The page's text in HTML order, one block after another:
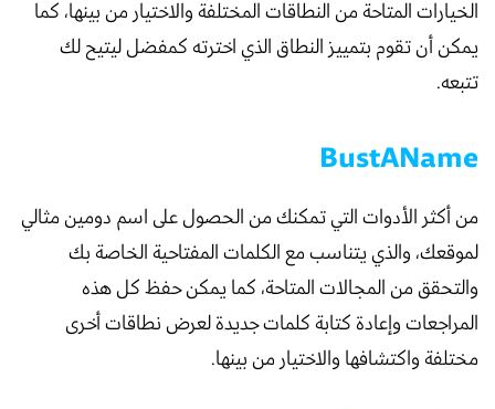
الخيارات المتاحة من النطاقات المختلفة والاختيار من بينها، كما
يمكن أن تقوم بتمييز النطاق الذي اخترته كمفضل ليتيح لك
تتبعه.
BustAName
من أكثر الأدوات التي تمكنك من الحصول على اسم دومين مثالي
لموقعك، والذي يتناسب مع الكلمات المفتاحية الخاصة بك
والتحقق من المجالات المتاحة، كما يمكن حفظ كل هذه
المراجعات وإعادة كتابة كلمات جديدة لعرض نطاقات أخرى
مختلفة واكتشافها والاختيار من بينها.